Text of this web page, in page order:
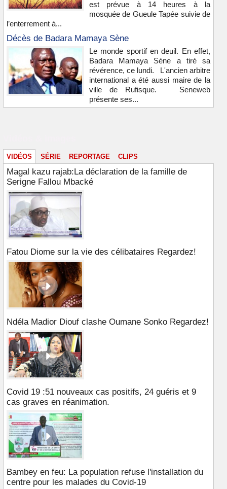
est prévue à 14 heures à la
mosquée de Gueule Tapée suivie de
l’enterrement à...
Décès de Badara Mamaya Sène
Le monde sportif en deuil. En effet,
Badara Mamaya Sène a tiré sa
révérence, ce lundi. L'ancien arbitre
international a été aussi maire de la
ville de Rufisque. Seneweb
présente ses...
VIDÉOS SÉRIE REPORTAGE CLIPS
Magal kazu rajab:La déclaration de la famille de
Serigne Fallou Mbacké
Fatou Diome sur la vie des célibataires Regardez!
Ndéla Madior Diouf clashe Oumane Sonko Regardez!
Covid 19 :51 nouveaux cas positifs, 24 guéris et 9
cas graves en réanimation.
Bambey en feu: La population refuse l'installation du
centre pour les malades du Covid-19